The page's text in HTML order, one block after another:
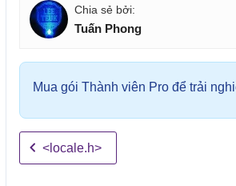
Tuấn Phong
Mua gói Thành viên Pro để trải
<locale.h>